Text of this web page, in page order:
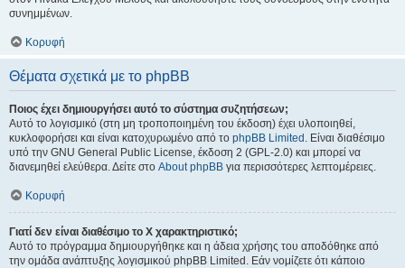
συνημμένων.
Κορυφή
Θέματα σχετικά με το phpBB
Ποιος έχει δημιουργήσει αυτό το σύστημα συζητήσεων;
Αυτό το λογισμικό (στη μη τροποποιημένη του έκδοση) έχει υλοποιηθεί,
κυκλοφορήσει και είναι κατοχυρωμένο από το phpBB Limited . Είναι διαθέσιμο
υπό την GNU General Public License, έκδοση 2 (GPL-2.0) και μπορεί να
διανεμηθεί ελεύθερα. Δείτε στο About phpBB για περισσότερες λεπτομέρειες.
Κορυφή
Γιατί δεν είναι διαθέσιμο το Χ χαρακτηριστικό;
Αυτό το πρόγραμμα δημιουργήθηκε και η άδεια χρήσης του αποδόθηκε από
την ομάδα ανάπτυξης λογισμικού phpBB Limited. Εάν νομίζετε ότι κάποιο